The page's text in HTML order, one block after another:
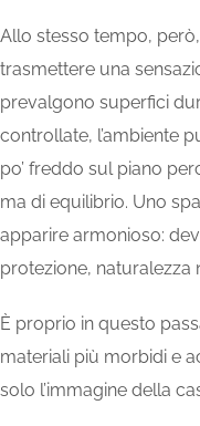
Allo stesso tempo,
trasmettere una
prevalgono superfici
controllate, l’ambiente
po’ freddo sul piano
ma di equilibrio. Uno
apparire armonioso:
protezione, naturalezza
È proprio in questo
materiali più morbidi e
solo l’immagine della